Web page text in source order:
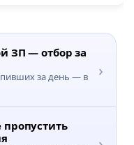
ЗП — отбор за
за день — в
›